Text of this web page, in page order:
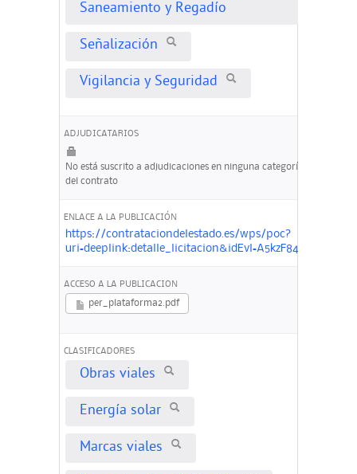
Saneamiento y Regadío
Señalización
Vigilancia y Seguridad
ADJUDICATARIOS
No está suscrito a adjudicaciones en ninguna categoría
del contrato
ENLACE A LA PUBLICACIÓN
https://contrataciondelestado.es/wps/poc?
ACCESO A LA PUBLICACION
per_plataforma2.pdf
CLASIFICADORES
Obras viales
Energía solar
Marcas viales